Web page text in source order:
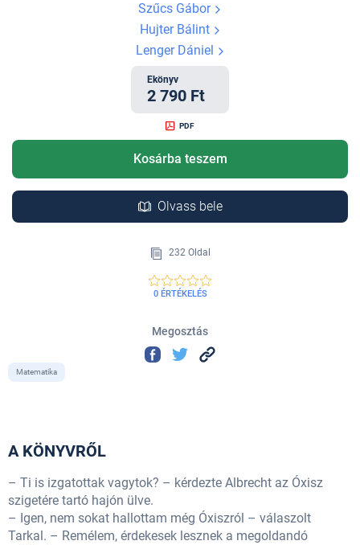
Szűcs Gábor
Hujter Bálint
Lenger Dániel
Ekönyv
2 790 Ft
PDF
Kosárba teszem
Olvass bele
232 Oldal
0 ÉRTÉKELÉS
Megosztás
Matematika
A KÖNYVRŐL
– Ti is izgatottak vagytok? – kérdezte Albrecht az Óxisz
szigetére tartó hajón ülve.
– Igen, nem sokat hallottam még Óxiszról – válaszolt
Tarkal. – Remélem, érdekesek lesznek a megoldandó